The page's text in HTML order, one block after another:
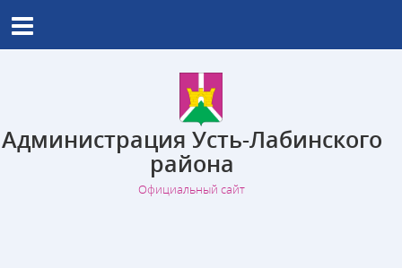
Администрация Усть-Лабинского
района
Официальный сайт